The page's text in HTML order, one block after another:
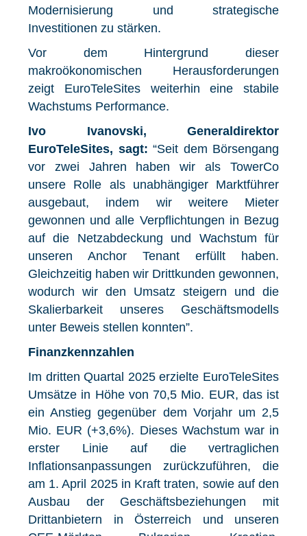
Modernisierung und strategische
Investitionen zu stärken.
Vor dem Hintergrund dieser
makroökonomischen Herausforderungen
zeigt EuroTeleSites weiterhin eine stabile
Wachstums Performance.
Ivo Ivanovski, Generaldirektor
EuroTeleSites, sagt: “Seit dem Börsengang
vor zwei Jahren haben wir als TowerCo
unsere Rolle als unabhängiger Marktführer
ausgebaut, indem wir weitere Mieter
gewonnen und alle Verpflichtungen in Bezug
auf die Netzabdeckung und Wachstum für
unseren Anchor Tenant erfüllt haben.
Gleichzeitig haben wir Drittkunden gewonnen,
wodurch wir den Umsatz steigern und die
Skalierbarkeit unseres Geschäftsmodells
unter Beweis stellen konnten”.
Finanzkennzahlen
Im dritten Quartal 2025 erzielte EuroTeleSites
Umsätze in Höhe von 70,5 Mio. EUR, das ist
ein Anstieg gegenüber dem Vorjahr um 2,5
Mio. EUR (+3,6%). Dieses Wachstum war in
erster Linie auf die vertraglichen
Inflationsanpassungen zurückzuführen, die
am 1. April 2025 in Kraft traten, sowie auf den
Ausbau der Geschäftsbeziehungen mit
Drittanbietern in Österreich und unseren